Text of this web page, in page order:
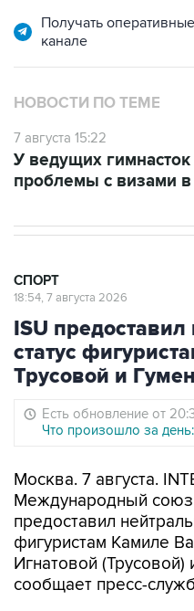
Получать
канале
НОВОСТИ ПО ТЕМЕ
7 августа 15:22
У ведущих
проблемы с визами
СПОРТ
18:54, 7 августа 2026
ISU
статус
Трусовой и
Есть обновление от
Что произошло за день:
Москва. 7 августа.
Международный
предоставил
фигуристам Камиле
Игнатовой (Трусовой)
сообщает пресс-